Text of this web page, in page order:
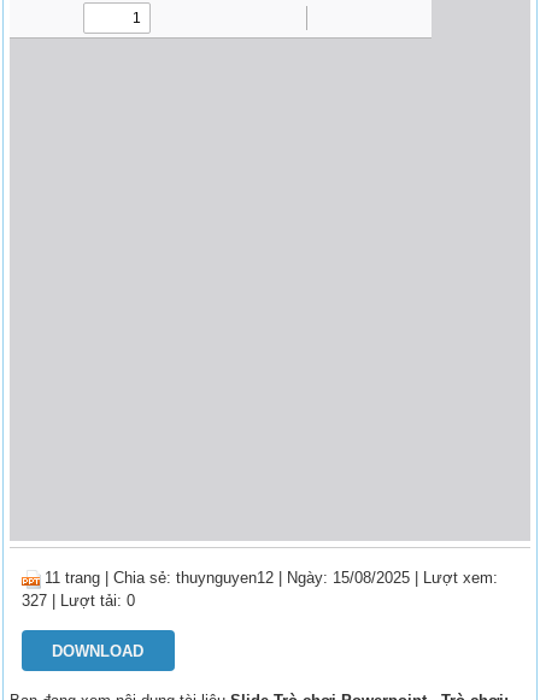
11 trang |Chia sẻ:thuynguyen12 | Ngày: 15/08/2025 | Lượt xem:
327 | Lượt tải: 0
DOWNLOAD